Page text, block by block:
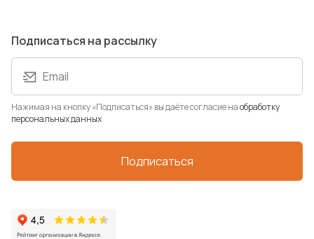
Новинка
недатированный А5 «La
Manche»
Артикул: 3-671.01
Подписаться на рассылку
Email
Нажимая на кнопку «Подписаться» вы даёте согласие наобработку
персональных данных
Подписаться